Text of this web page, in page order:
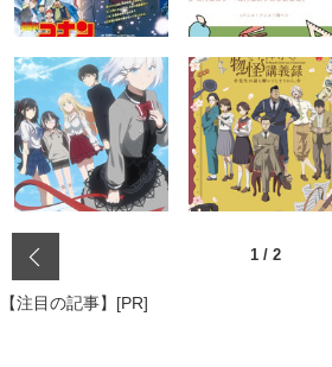
1 / 2
【注目の記事】[PR]